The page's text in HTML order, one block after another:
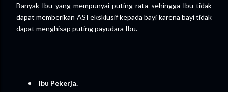
Banyak Ibu yang mempunyai puting rata sehingga Ibu tidak
dapat memberikan ASI eksklusif kepada bayi karena bayi tidak
dapat menghisap puting payudara Ibu.
Ibu Pekerja.